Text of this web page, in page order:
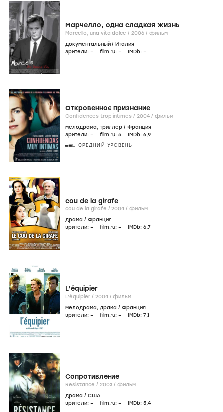
Марчелло, одна сладкая жизнь
Marcello, una vita dolce / 2006 / фильм
документальный / Италия
зрители: – film.ru: – IMDb: –
Откровенное признание
Confidences trop intimes / 2004 / фильм
мелодрама, триллер / Франция
зрители: – film.ru: 5 IMDb: 6,9
СРЕДНИЙ УРОВЕНЬ
cou de la girafe
cou de la girafe / 2004 / фильм
драма / Франция
зрители: – film.ru: – IMDb: 6,7
L'équipier
L'équipier / 2004 / фильм
мелодрама, драма / Франция
зрители: – film.ru: – IMDb: 7,1
Сопротивление
Resistance / 2003 / фильм
драма / США
зрители: – film.ru: – IMDb: 5,4